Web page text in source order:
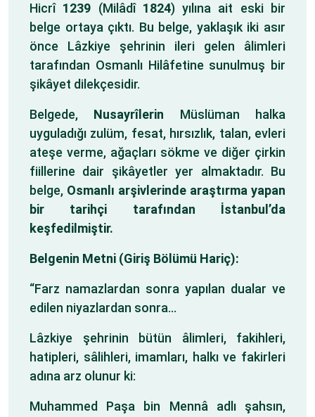
Hicrî 1239 (Milâdî 1824) yılına ait eski bir
belge ortaya çıktı. Bu belge, yaklaşık iki asır
önce Lâzkiye şehrinin ileri gelen âlimleri
tarafından Osmanlı Hilâfetine sunulmuş bir
şikâyet dilekçesidir.
Belgede, Nusayrîlerin Müslüman halka
uyguladığı zulüm, fesat, hırsızlık, talan, evleri
ateşe verme, ağaçları sökme ve diğer çirkin
fiillerine dair şikâyetler yer almaktadır. Bu
belge, Osmanlı arşivlerinde araştırma yapan
bir tarihçi tarafından İstanbul’da
keşfedilmiştir.
Belgenin Metni (Giriş Bölümü Hariç):
“Farz namazlardan sonra yapılan dualar ve
edilen niyazlardan sonra…
Lâzkiye şehrinin bütün âlimleri, fakihleri,
hatipleri, sâlihleri, imamları, halkı ve fakirleri
adına arz olunur ki:
Muhammed Paşa bin Mennâ adlı şahsın,